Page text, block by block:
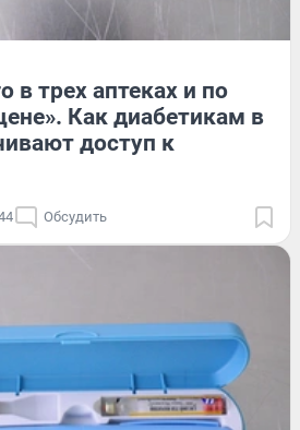
в трех аптеках и по
Как диабетикам в
доступ к
Обсудить